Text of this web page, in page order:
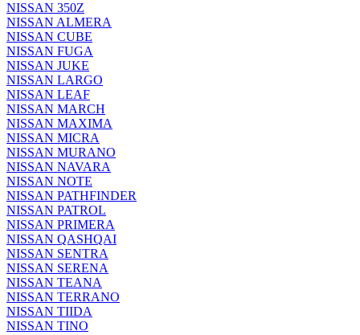
NISSAN 350Z
NISSAN ALMERA
NISSAN CUBE
NISSAN FUGA
NISSAN JUKE
NISSAN LARGO
NISSAN LEAF
NISSAN MARCH
NISSAN MAXIMA
NISSAN MICRA
NISSAN MURANO
NISSAN NAVARA
NISSAN NOTE
NISSAN PATHFINDER
NISSAN PATROL
NISSAN PRIMERA
NISSAN QASHQAI
NISSAN SENTRA
NISSAN SERENA
NISSAN TEANA
NISSAN TERRANO
NISSAN TIIDA
NISSAN TINO